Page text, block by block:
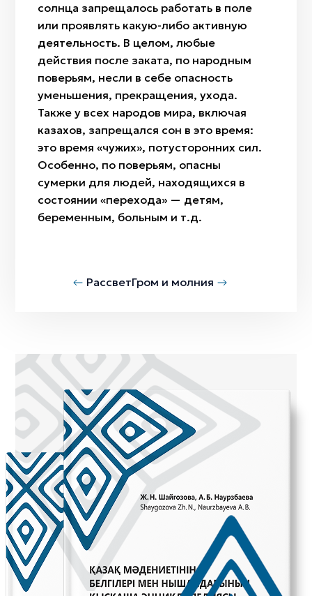
солнца запрещалось работать в поле
или проявлять какую-либо активную
деятельность. В целом, любые
действия после заката, по народным
поверьям, несли в себе опасность
уменьшения, прекращения, ухода.
Также у всех народов мира, включая
казахов, запрещался сон в это время:
это время «чужих», потусторонних сил.
Особенно, по поверьям, опасны
сумерки для людей, находящихся в
состоянии «перехода» — детям,
беременным, больным и т.д.
РассветГром и молния